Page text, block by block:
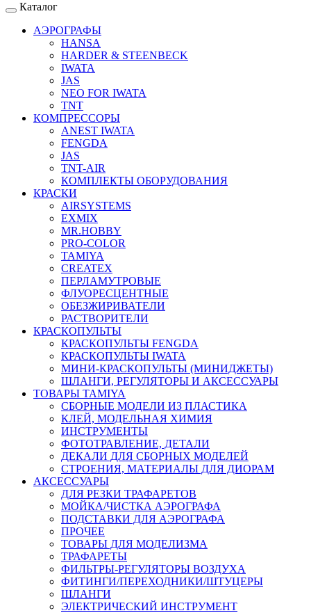
Каталог
АЭРОГРАФЫ
HANSA
HARDER & STEENBECK
IWATA
JAS
NEO FOR IWATA
TNT
КОМПРЕССОРЫ
ANEST IWATA
FENGDA
JAS
TNT-AIR
КОМПЛЕКТЫ ОБОРУДОВАНИЯ
КРАСКИ
AIRSYSTEMS
EXMIX
MR.HOBBY
PRO-COLOR
TAMIYA
CREATEX
ПЕРЛАМУТРОВЫЕ
ФЛУОРЕСЦЕНТНЫЕ
ОБЕЗЖИРИВАТЕЛИ
РАСТВОРИТЕЛИ
КРАСКОПУЛЬТЫ
КРАСКОПУЛЬТЫ FENGDA
КРАСКОПУЛЬТЫ IWATA
МИНИ-КРАСКОПУЛЬТЫ (МИНИДЖЕТЫ)
ШЛАНГИ, РЕГУЛЯТОРЫ И АКСЕССУАРЫ
ТОВАРЫ TAMIYA
СБОРНЫЕ МОДЕЛИ ИЗ ПЛАСТИКА
КЛЕЙ, МОДЕЛЬНАЯ ХИМИЯ
ИНСТРУМЕНТЫ
ФОТОТРАВЛЕНИЕ, ДЕТАЛИ
ДЕКАЛИ ДЛЯ СБОРНЫХ МОДЕЛЕЙ
СТРОЕНИЯ, МАТЕРИАЛЫ ДЛЯ ДИОРАМ
АКСЕССУАРЫ
ДЛЯ РЕЗКИ ТРАФАРЕТОВ
МОЙКА/ЧИСТКА АЭРОГРАФА
ПОДСТАВКИ ДЛЯ АЭРОГРАФА
ПРОЧЕЕ
ТОВАРЫ ДЛЯ МОДЕЛИЗМА
ТРАФАРЕТЫ
ФИЛЬТРЫ-РЕГУЛЯТОРЫ ВОЗДУХА
ФИТИНГИ/ПЕРЕХОДНИКИ/ШТУЦЕРЫ
ШЛАНГИ
ЭЛЕКТРИЧЕСКИЙ ИНСТРУМЕНТ